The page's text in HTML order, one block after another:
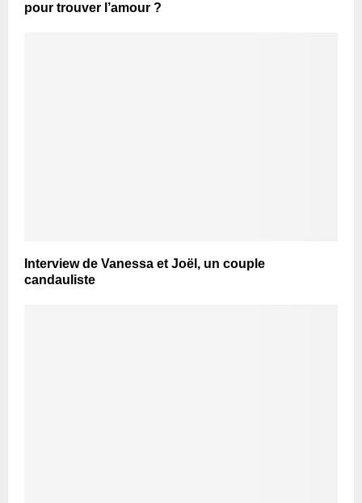
pour trouver l’amour ?
Interview de Vanessa et Joël, un couple
candauliste